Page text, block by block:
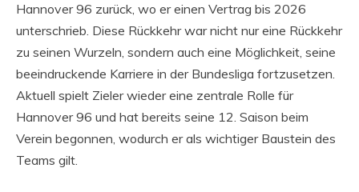
Hannover 96 zurück, wo er einen Vertrag bis 2026
unterschrieb. Diese Rückkehr war nicht nur eine Rückkehr
zu seinen Wurzeln, sondern auch eine Möglichkeit, seine
beeindruckende Karriere in der Bundesliga fortzusetzen.
Aktuell spielt Zieler wieder eine zentrale Rolle für
Hannover 96 und hat bereits seine 12. Saison beim
Verein begonnen, wodurch er als wichtiger Baustein des
Teams gilt.